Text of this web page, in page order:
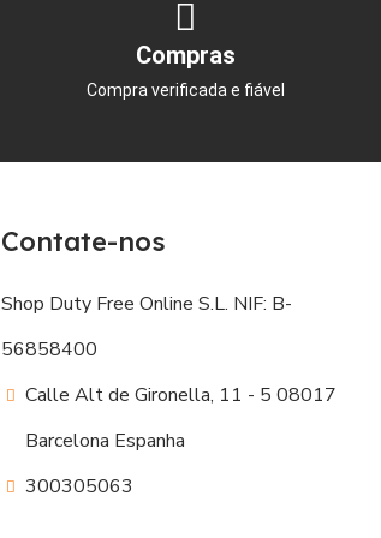
Compras
Compra verificada e fiável
Contate-nos
Shop Duty Free Online S.L. NIF: B-
56858400
Calle Alt de Gironella, 11 - 5 08017
Barcelona Espanha
300305063